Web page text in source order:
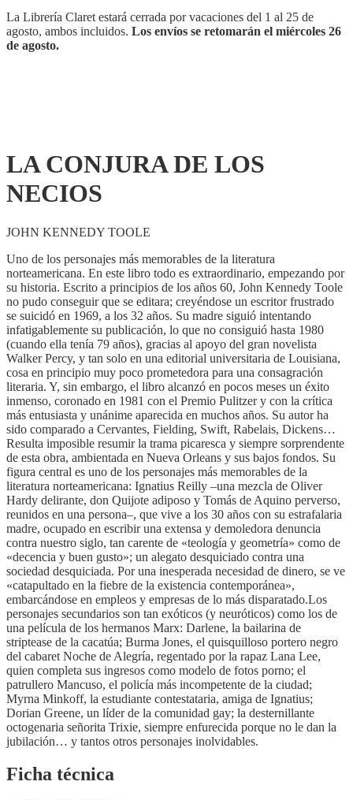
La Librería Claret estará cerrada por vacaciones del 1 al 25 de
agosto, ambos incluidos. Los envíos se retomarán el miércoles 26
de agosto.
LA CONJURA DE LOS
NECIOS
JOHN KENNEDY TOOLE
Uno de los personajes más memorables de la literatura
norteamericana. En este libro todo es extraordinario, empezando por
su historia. Escrito a principios de los años 60, John Kennedy Toole
no pudo conseguir que se editara; creyéndose un escritor frustrado
se suicidó en 1969, a los 32 años. Su madre siguió intentando
infatigablemente su publicación, lo que no consiguió hasta 1980
(cuando ella tenía 79 años), gracias al apoyo del gran novelista
Walker Percy, y tan solo en una editorial universitaria de Louisiana,
cosa en principio muy poco prometedora para una consagración
literaria. Y, sin embargo, el libro alcanzó en pocos meses un éxito
inmenso, coronado en 1981 con el Premio Pulitzer y con la crítica
más entusiasta y unánime aparecida en muchos años. Su autor ha
sido comparado a Cervantes, Fielding, Swift, Rabelais, Dickens…
Resulta imposible resumir la trama picaresca y siempre sorprendente
de esta obra, ambientada en Nueva Orleans y sus bajos fondos. Su
figura central es uno de los personajes más memorables de la
literatura norteamericana: Ignatius Reilly –una mezcla de Oliver
Hardy delirante, don Quijote adiposo y Tomás de Aquino perverso,
reunidos en una persona–, que vive a los 30 años con su estrafalaria
madre, ocupado en escribir una extensa y demoledora denuncia
contra nuestro siglo, tan carente de «teología y geometría» como de
«decencia y buen gusto»; un alegato desquiciado contra una
sociedad desquiciada. Por una inesperada necesidad de dinero, se ve
«catapultado en la fiebre de la existencia contemporánea»,
embarcándose en empleos y empresas de lo más disparatado.Los
personajes secundarios son tan exóticos (y neuróticos) como los de
una película de los hermanos Marx: Darlene, la bailarina de
striptease de la cacatúa; Burma Jones, el quisquilloso portero negro
del cabaret Noche de Alegría, regentado por la rapaz Lana Lee,
quien completa sus ingresos como modelo de fotos porno; el
patrullero Mancuso, el policía más incompetente de la ciudad;
Myrna Minkoff, la estudiante contestataria, amiga de Ignatius;
Dorian Greene, un líder de la comunidad gay; la desternillante
octogenaria señorita Trixie, siempre enfurecida porque no le dan la
jubilación… y tantos otros personajes inolvidables.
Ficha técnica